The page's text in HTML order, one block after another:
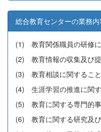
総合教育センターの業務内
(1) 教育関係職員の研修に
(2) 教育情報の収集及び提
(3) 教育相談に関すること
(4) 生涯学習の推進に関す
(5) 教育に関する専門的事
(6) 教育に関する研究及び